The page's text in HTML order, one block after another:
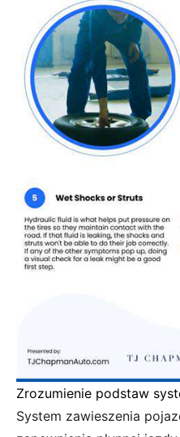
Zrozumienie podstaw
System zawieszenia